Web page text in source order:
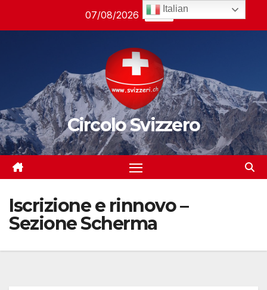
07/08/2026 06:19
Circolo Svizzero
Iscrizione e rinnovo –
Sezione Scherma
Italian